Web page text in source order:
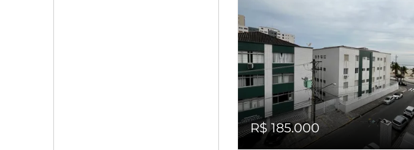
R$ 185.000